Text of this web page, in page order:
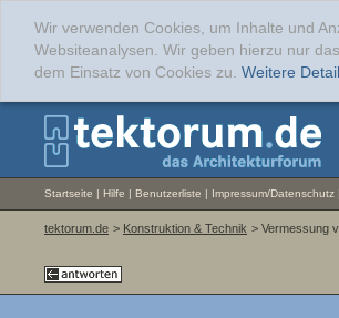
Wir verwenden Cookies, um Inhalte und
Websiteanalysen. Wir geben hierzu nur
dem Einsatz von Cookies zu. Weitere
Startseite | Hilfe | Benutzerliste | Impressum/Datenschutz
tektorum.de > Konstruktion & Technik > Vermessung